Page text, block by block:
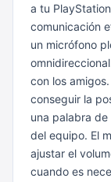
a tu
comunicación
un micrófono
con los
conseguir la
una palabra
del equipo. El
ajustar el
cuando es